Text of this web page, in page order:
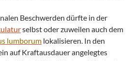
Beschwerden dürfte in der
selbst oder zuweilen auch dem
lumborum lokalisieren. In den
auf Kraftausdauer angelegtes